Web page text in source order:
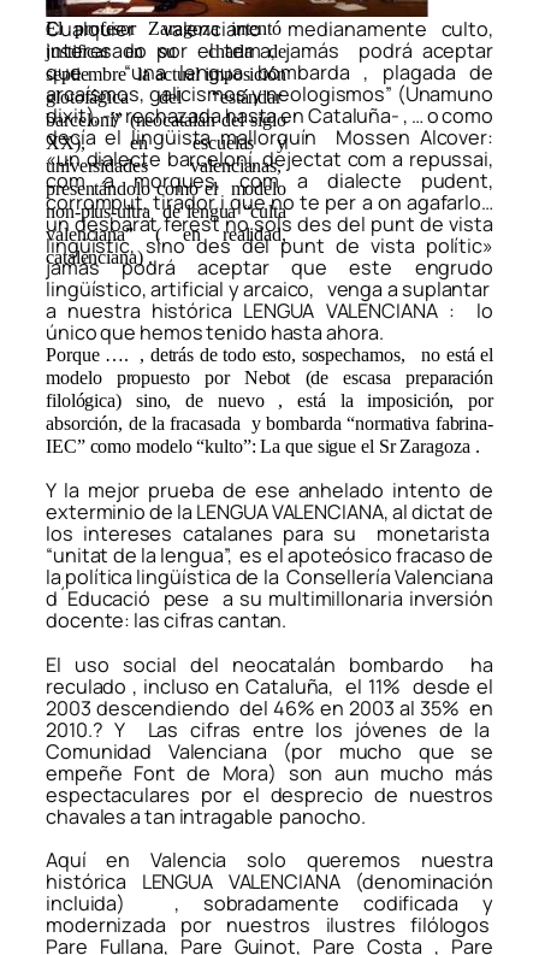
El profesor Zaragoza intentó
justificar en su charla de
septiembre la actual imposición
glotofágica del “estándar
barceloní” (neocatalán del siglo
XX), en escuelas y
universidades valencianas,
presentándolo como el modelo
non-plus-ultra de lengua “culta
valenciana” ( en realidad,
catalenciana) .
Cualquier valenciano medianamente culto,
interesado por el tema, jamás podrá aceptar
que “una lengua bombarda , plagada de
arcaísmos, galicismos y neologismos” (Unamuno
dixit), -y rechazada hasta en Cataluña- , … o como
decía el lingüista mallorquín Mossen Alcover:
«un dialecte barceloní, dejectat com a repussai,
com a morques, com a dialecte pudent,
corromput, tirador i que no te per a on agafarlo…
un desbarat ferest no sols des del punt de vista
lingüístic, sino des del punt de vista polític»
jamás podrá aceptar que este engrudo
lingüístico, artificial y arcaico, venga a suplantar
a nuestra histórica LENGUA VALENCIANA : lo
único que hemos tenido hasta ahora.
Porque …. , detrás de todo esto, sospechamos, no está el
modelo propuesto por Nebot (de escasa preparación
filológica) sino, de nuevo , está la imposición, por
absorción, de la fracasada y bombarda “normativa fabrina-
IEC” como modelo “kulto”: La que sigue el Sr Zaragoza .
Y la mejor prueba de ese anhelado intento de
exterminio de la LENGUA VALENCIANA, al dictat de
los intereses catalanes para su monetarista
“unitat de la lengua”, es el apoteósico fracaso de
la política lingüística de la Consellería Valenciana
d´Educació pese a su multimillonaria inversión
docente: las cifras cantan.
El uso social del neocatalán bombardo ha
reculado , incluso en Cataluña, el 11% desde el
2003 descendiendo del 46% en 2003 al 35% en
2010.? Y Las cifras entre los jóvenes de la
Comunidad Valenciana (por mucho que se
empeñe Font de Mora) son aun mucho más
espectaculares por el desprecio de nuestros
chavales a tan intragable panocho.
Aquí en Valencia solo queremos nuestra
histórica LENGUA VALENCIANA (denominación
incluida) , sobradamente codificada y
modernizada por nuestros ilustres filólogos
Pare Fullana, Pare Guinot, Pare Costa , Pare